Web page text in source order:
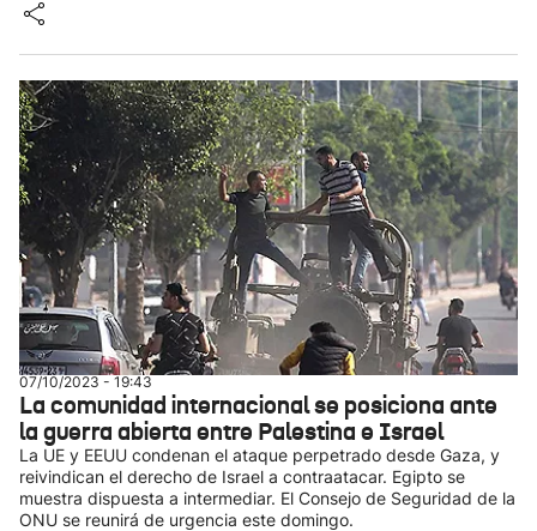
07/10/2023 - 19:43
La comunidad internacional se posiciona ante
la guerra abierta entre Palestina e Israel
La UE y EEUU condenan el ataque perpetrado desde Gaza, y
reivindican el derecho de Israel a contraatacar. Egipto se
muestra dispuesta a intermediar. El Consejo de Seguridad de la
ONU se reunirá de urgencia este domingo.